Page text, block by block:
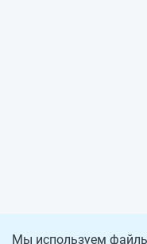
Мы используем